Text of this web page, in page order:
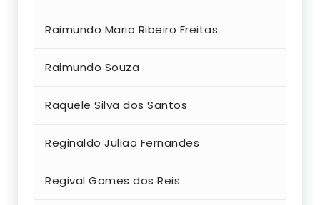
Raimundo Mario Ribeiro Freitas
Raimundo Souza
Raquele Silva dos Santos
Reginaldo Juliao Fernandes
Regival Gomes dos Reis